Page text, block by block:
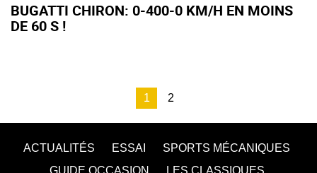
BUGATTI CHIRON: 0-400-0 KM/H EN MOINS
DE 60 S !
1 2
ACTUALITÉS ESSAI
SPORTS MÉCANIQUES
GUIDE OCCASION
LES CLASSIQUES